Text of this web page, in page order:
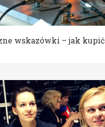
wskazówki – jak kupić